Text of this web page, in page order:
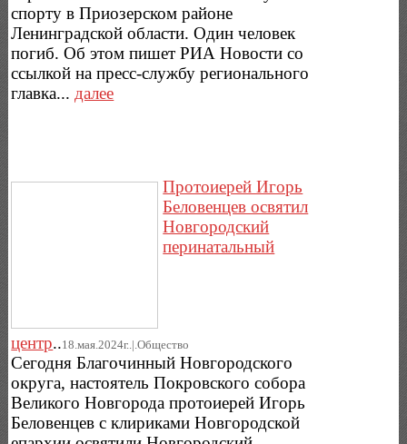
спорту в Приозерском районе
Ленинградской области. Один человек
погиб. Об этом пишет РИА Новости со
ссылкой на пресс-службу регионального
главка... далее
Протоиерей Игорь
Беловенцев освятил
Новгородский
перинатальный
центр..18.мая.2024г..|.Общество
Сегодня Благочинный Новгородского
округа, настоятель Покровского собора
Великого Новгорода протоиерей Игорь
Беловенцев с клириками Новгородской